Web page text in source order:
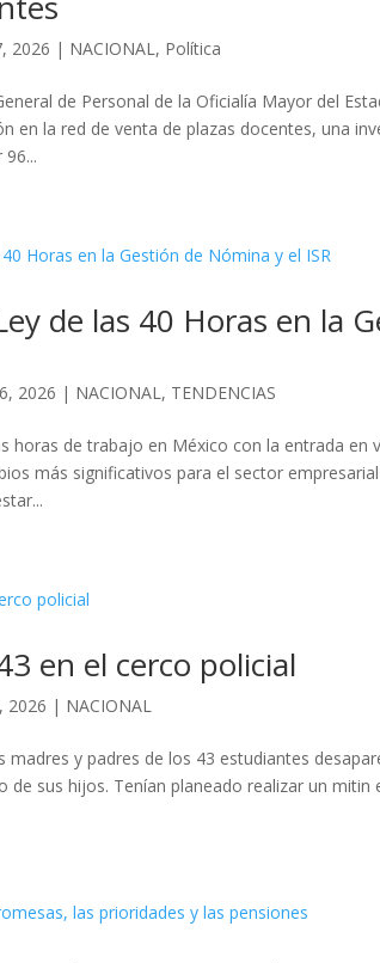
2026 | NACIONAL, Política
de Personal de la Oficialía Mayor del
en la red de venta de plazas docentes, una
de las 40 Horas en la
2026 | NACIONAL, TENDENCIAS
horas de trabajo en México con la entrada en
más significativos para el sector
en el cerco policial
2026 | NACIONAL
madres y padres de los 43 estudiantes
de sus hijos. Tenían planeado realizar un